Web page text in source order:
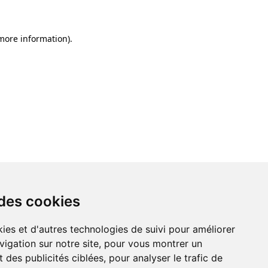
cookies
et d'autres technologies de suivi pour améliorer
sur notre site, pour vous montrer un
des publicités ciblées, pour analyser le trafic de
information).